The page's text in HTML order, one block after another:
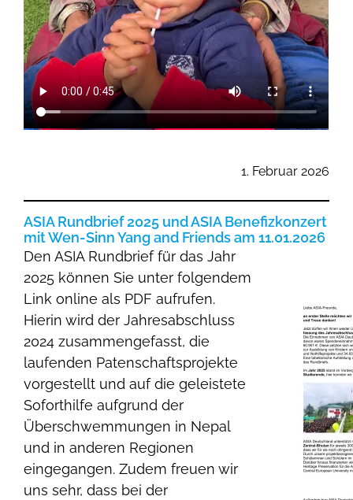
1. Februar 2026
ASIA Rundbrief 2025 und ASIA Benefizkonzert
mit Wen-Sinn Yang and Friends am 11.01.2026
Den ASIA Rundbrief für das Jahr
2025 können Sie unter folgendem
Link online als PDF aufrufen.
Hierin wird der Jahresabschluss
2024 zusammengefasst, die
laufenden Patenschaftsprojekte
vorgestellt und auf die geleistete
Soforthilfe aufgrund der
Überschwemmungen in Nepal
und in anderen Regionen
eingegangen. Zudem freuen wir
uns sehr, dass bei der